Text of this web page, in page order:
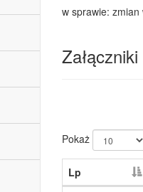
w sprawie:
Załączniki
Pokaż
Lp